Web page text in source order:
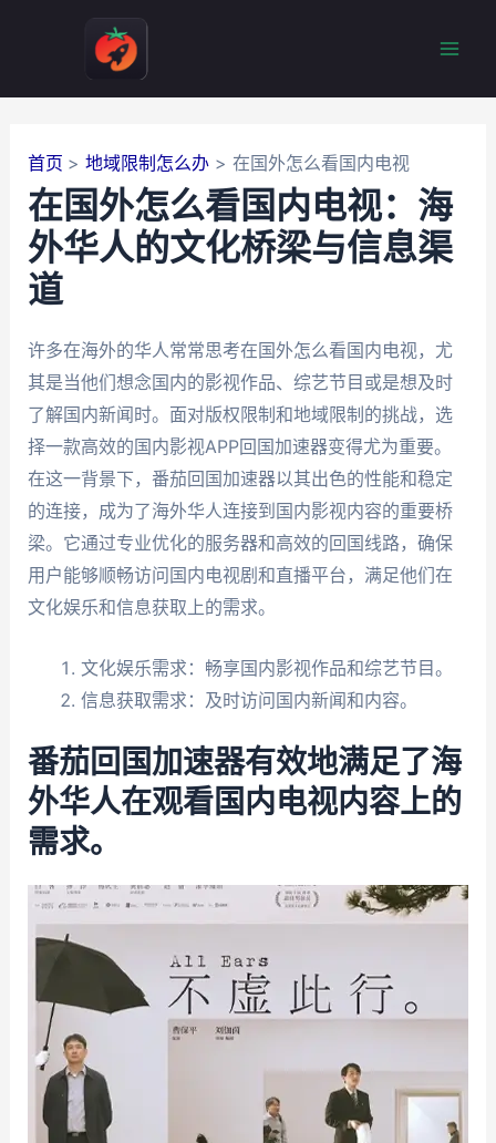
首页 地域限制怎么办 在国外怎么看国内电视
在国外怎么看国内电视：海
外华人的文化桥梁与信息渠
道
许多在海外的华人常常思考在国外怎么看国内电视，尤
其是当他们想念国内的影视作品、综艺节目或是想及时
了解国内新闻时。面对版权限制和地域限制的挑战，选
择一款高效的国内影视APP回国加速器变得尤为重要。
在这一背景下，番茄回国加速器以其出色的性能和稳定
的连接，成为了海外华人连接到国内影视内容的重要桥
梁。它通过专业优化的服务器和高效的回国线路，确保
用户能够顺畅访问国内电视剧和直播平台，满足他们在
文化娱乐和信息获取上的需求。
文化娱乐需求：畅享国内影视作品和综艺节目。
信息获取需求：及时访问国内新闻和内容。
番茄回国加速器有效地满足了海
外华人在观看国内电视内容上的
需求。